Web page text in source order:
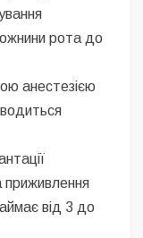
рота до
анестезією
приживлення
від 3 до